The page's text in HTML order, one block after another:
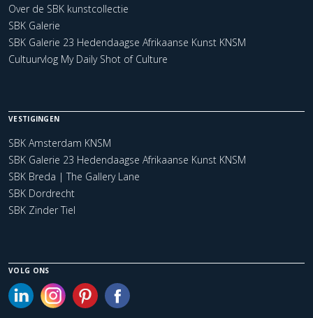
Over de SBK kunstcollectie
SBK Galerie
SBK Galerie 23 Hedendaagse Afrikaanse Kunst KNSM
Cultuurvlog My Daily Shot of Culture
VESTIGINGEN
SBK Amsterdam KNSM
SBK Galerie 23 Hedendaagse Afrikaanse Kunst KNSM
SBK Breda | The Gallery Lane
SBK Dordrecht
SBK Zinder Tiel
VOLG ONS